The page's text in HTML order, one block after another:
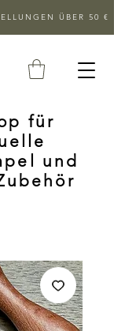
ÜBER 50 €
für
und